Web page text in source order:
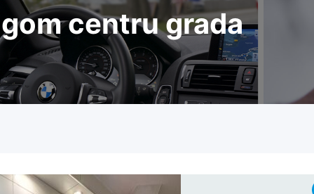
centru grada